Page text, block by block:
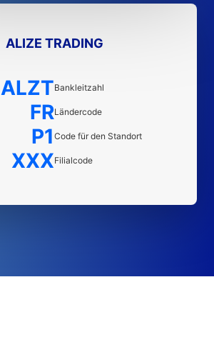
ALIZE TRADING
ALZTBankleitzahl
FRLändercode
P1 Code für den Standort
XXXFilialcode